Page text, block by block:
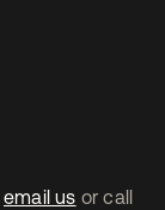
email us or call